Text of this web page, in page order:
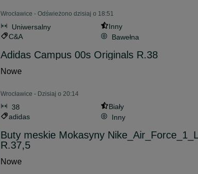
Wrocławice - Odświeżono dzisiaj o 18:51
Uniwersalny
Inny
C&A
Bawełna
Adidas Campus 00s Originals R.38
Nowe
Wrocławice - Dzisiaj o 20:14
38
Biały
adidas
Inny
Buty meskie Mokasyny
R.37,5
Nowe